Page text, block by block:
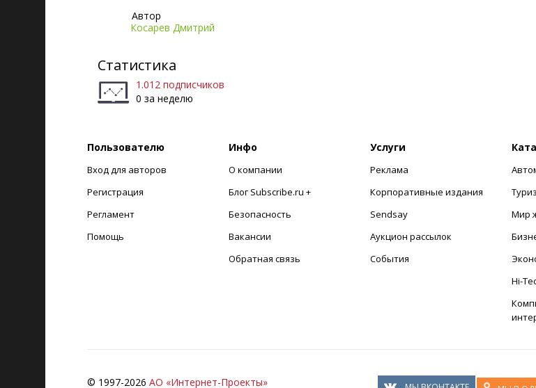
Автор
Косарев Дмитрий
Статистика
1.012 подписчиков
0 за неделю
Пользователю
Вход для авторов
Регистрация
Регламент
Помощь
Инфо
О компании
Блог Subscribe.ru +
Безопасность
Вакансии
Обратная связь
Услуги
Реклама
Корпоративные издания
Sendsay
Аукцион рассылок
События
Мир
Hi-
© 1997-2026 АО «Интернет-Проекты»